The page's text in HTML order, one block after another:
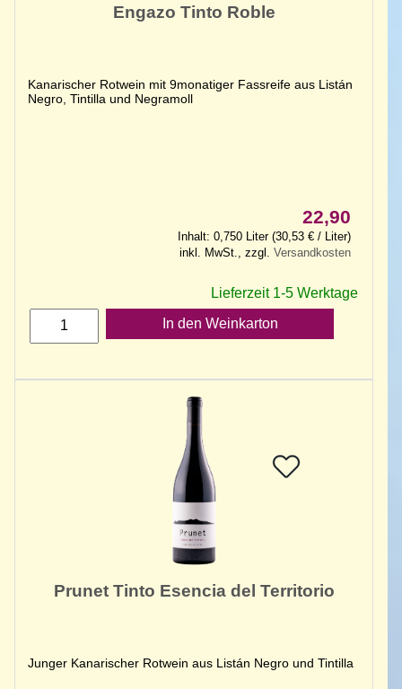
Engazo Tinto Roble
Kanarischer Rotwein mit 9monatiger Fassreife aus Listán
Negro, Tintilla und Negramoll
22,90
Inhalt: 0,750 Liter (30,53 € / Liter)
inkl. MwSt., zzgl.Versandkosten
Lieferzeit 1-5 Werktage
In den Weinkarton
Prunet Tinto Esencia del Territorio
Junger Kanarischer Rotwein aus Listán Negro und Tintilla